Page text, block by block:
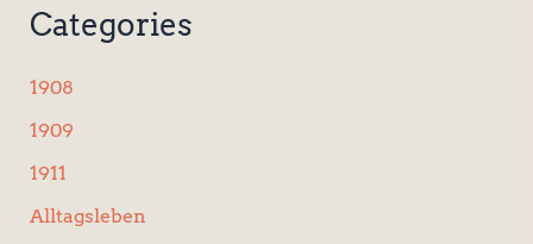
n
h
Categories
1908
1909
1911
Alltagsleben